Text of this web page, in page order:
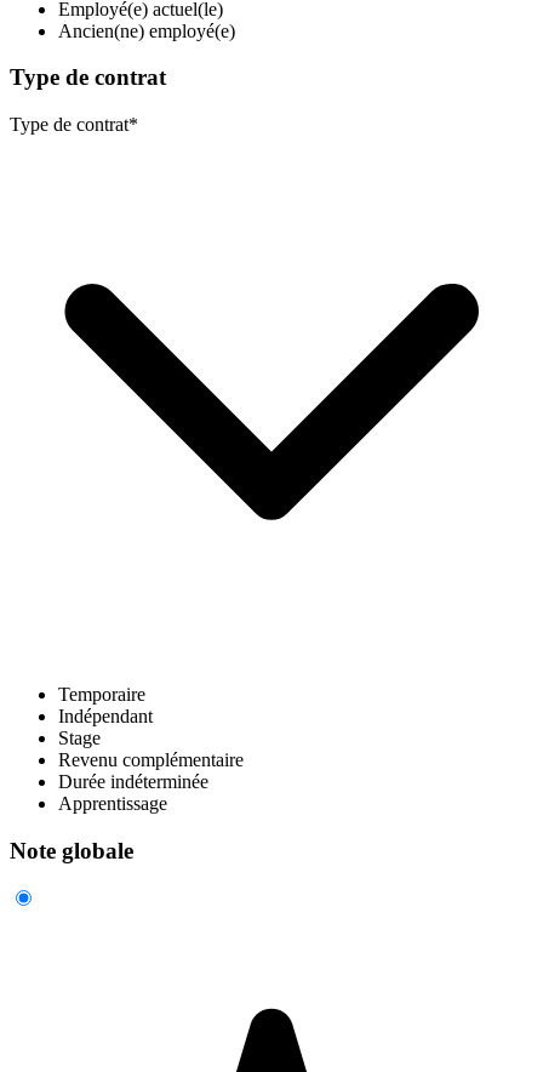
Employé(e) actuel(le)
Ancien(ne) employé(e)
Type de contrat
Type de contrat*
Temporaire
Indépendant
Stage
Revenu complémentaire
Durée indéterminée
Apprentissage
Note globale